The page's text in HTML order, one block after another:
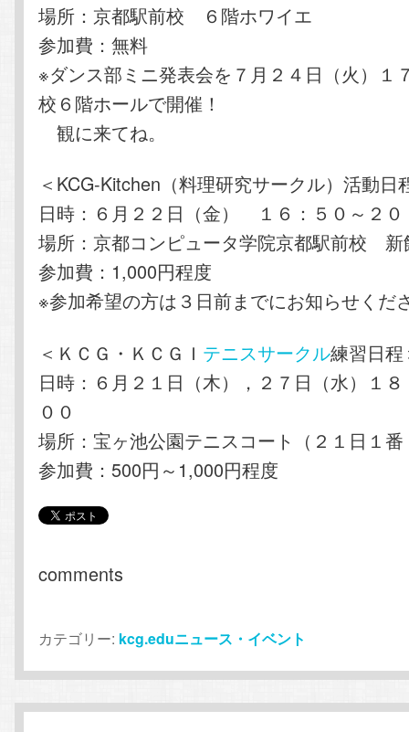
場所：京都駅前校 ６階ホワイエ
参加費：無料
※ダンス部ミニ発表会を７月２４日（火）１
校６階ホールで開催！
観に来てね。
＜KCG-Kitchen（料理研究サークル）活動日
日時：６月２２日（金） １６：５０～２０
場所：京都コンピュータ学院京都駅前校 新
参加費：1,000円程度
※参加希望の方は３日前までにお知らせくだ
＜ＫＣＧ・ＫＣＧＩ テニスサークル練習日程
日時：６月２１日（木），２７日（水）１
００
場所：宝ヶ池公園テニスコート（２１日１
参加費：500円～1,000円程度
comments
カテゴリー: kcg.eduニュース・イベント